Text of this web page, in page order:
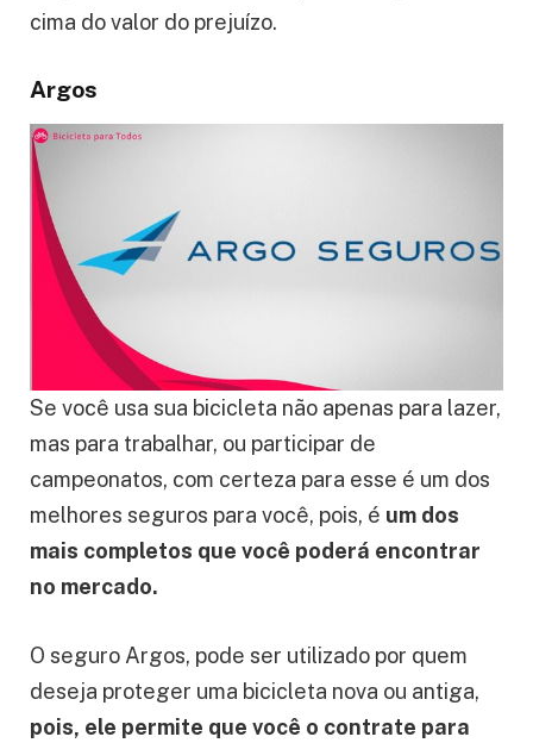
cima do valor do prejuízo.
Argos
Se você usa sua bicicleta não apenas para lazer,
mas para trabalhar, ou participar de
campeonatos, com certeza para esse é um dos
melhores seguros para você, pois, é um dos
mais completos que você poderá encontrar
no mercado.
O seguro Argos, pode ser utilizado por quem
deseja proteger uma bicicleta nova ou antiga,
pois, ele permite que você o contrate para